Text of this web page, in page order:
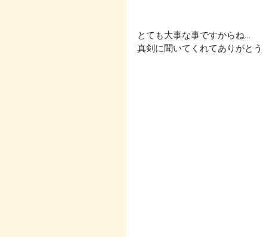
とても大事な事ですからね…
真剣に聞いてくれてありがと